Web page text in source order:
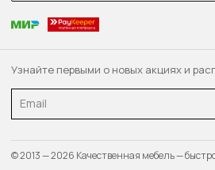
Узнайте первыми о новых акциях и
Email
© 2013 — 2026 Качественная мебель —